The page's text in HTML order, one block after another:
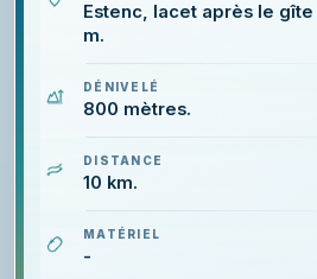
Estenc, lacet après le gîte
m.
DÉNIVELÉ
800 mètres.
DISTANCE
10 km.
MATÉRIEL
-